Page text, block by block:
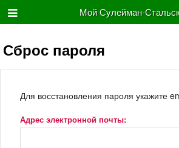
Мой Сулейман-
Сброс пароля
Для восстановления пароля укажите
Адрес электронной почты: